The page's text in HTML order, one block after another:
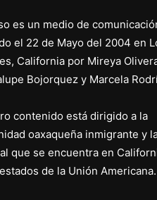
es un medio de
el 22 de Mayo del 2004 en
California por Mireya
Bojorquez y Marcela
contenido está dirigido a la
oaxaqueña inmigrante y
que se encuentra en
de la Unión Americana.